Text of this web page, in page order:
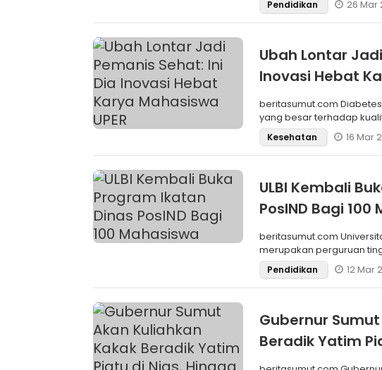
Pendidikan 26 Mar
Ubah Lontar
Inovasi Hebat
beritasumut.com
yang besar terhadap
konsum
Kesehatan 16 Mar
ULBI Kembali
PosIND Bagi 100
beritasumut.com
merupakan perguruan
program pendi
Pendidikan 12 Mar
Gubernur
Beradik Yatim